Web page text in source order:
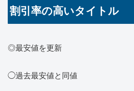
割引率の高いタイトル
◎最安値を更新
◯過去最安値と同値